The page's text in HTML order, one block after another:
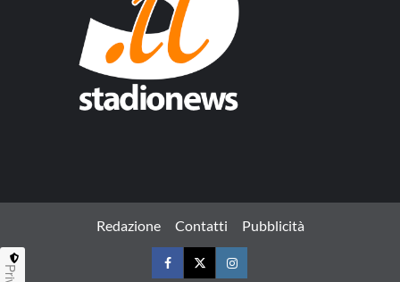
Redazione Contatti Pubblicità
FacebookTwitterInstagram